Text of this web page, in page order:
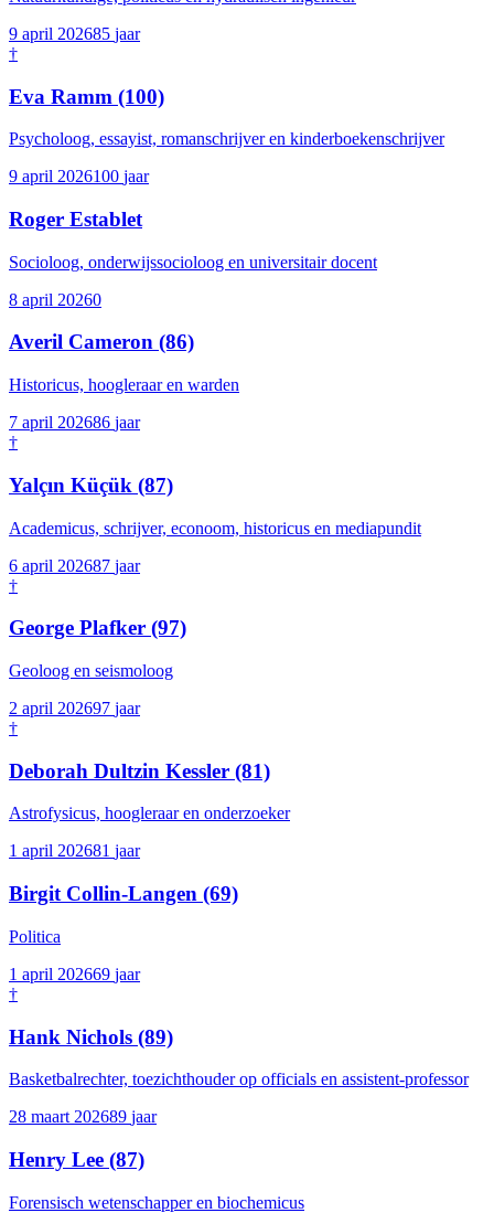
9 april 202685 jaar
†
Eva Ramm (100)
Psycholoog, essayist, romanschrijver en kinderboekenschrijver
9 april 2026100 jaar
Roger Establet
Socioloog, onderwijssocioloog en universitair docent
8 april 20260
Averil Cameron (86)
Historicus, hoogleraar en warden
7 april 202686 jaar
†
Yalçın Küçük (87)
Academicus, schrijver, econoom, historicus en mediapundit
6 april 202687 jaar
†
George Plafker (97)
Geoloog en seismoloog
2 april 202697 jaar
†
Deborah Dultzin Kessler (81)
Astrofysicus, hoogleraar en onderzoeker
1 april 202681 jaar
Birgit Collin-Langen (69)
Politica
1 april 202669 jaar
†
Hank Nichols (89)
Basketbalrechter, toezichthouder op officials en assistent-professor
28 maart 202689 jaar
Henry Lee (87)
Forensisch wetenschapper en biochemicus